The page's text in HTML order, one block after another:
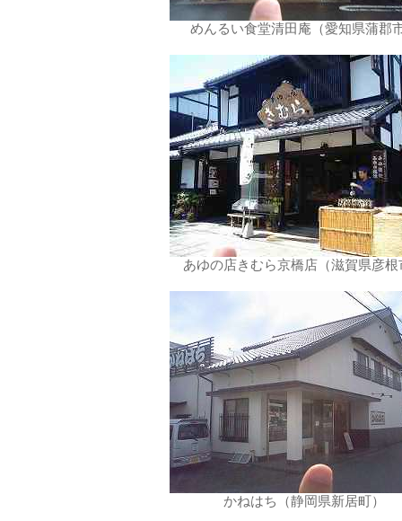
めんるい食堂清田庵（愛知県蒲郡
あゆの店きむら京橋店（滋賀県彦根
かねはち（静岡県新居町）